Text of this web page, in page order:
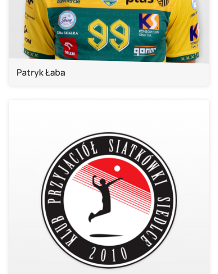
Patryk Łaba